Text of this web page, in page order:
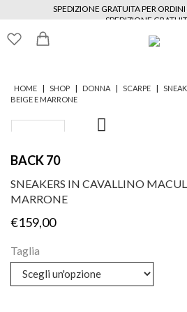
SPEDIZIONE GRATUITA PER
SPEDIZIONE
SPEDIZIONE
SPEDIZIONE
HOME | SHOP | DONNA | SCARPE |
BEIGE E MARRONE
BACK 70
SNEAKERS IN CAVALLINO
MARRONE
€159,00
Taglia